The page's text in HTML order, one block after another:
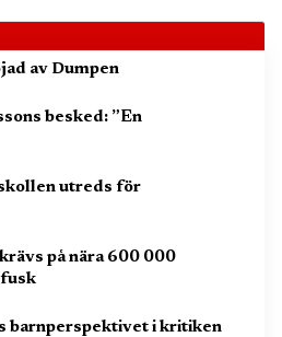
av Dumpen
besked: ”En
utreds för
på nära 600 000
barnperspektivet i kritiken